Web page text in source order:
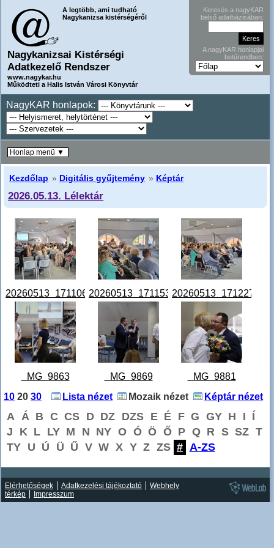
A legtöbb, ami tudható
Nagykanizsa kistérségéről
Nagykanizsai Kistérségi
Adatkezelő Rendszer
www.nagykar.hu
Működteti a Halis István Városi Könyvtár
Keresés a nagyKAR
belső adatbázisában:
A nagyKAR honlapjai
betűrendben:
NagyKAR honlapok:
Kezdőlap » Digitális gyűjtemény » Képtár
2026.05.13. Lélektár
20260513_171106.jpg20260513_171153.jpg20260513_171227.jpg
_MG_9863
Horváth Tamás
_MG_9869
Horváth Tamás
_MG_9881
Horváth Tamás
10 20 30 Lista nézet Mozaik nézet Képtár nézet
A Á B C CS D DZ DZS E É F G GY H I Í
J
K L LY M N NY O Ó Ö Ő P Q R S SZ T
TY U Ú Ü Ű V W X Y Z ZS # A-ZS
Honlap menü ▼
Elérhetőségek Adatkezelési tájékoztató
Webhely
térkép
Impresszum